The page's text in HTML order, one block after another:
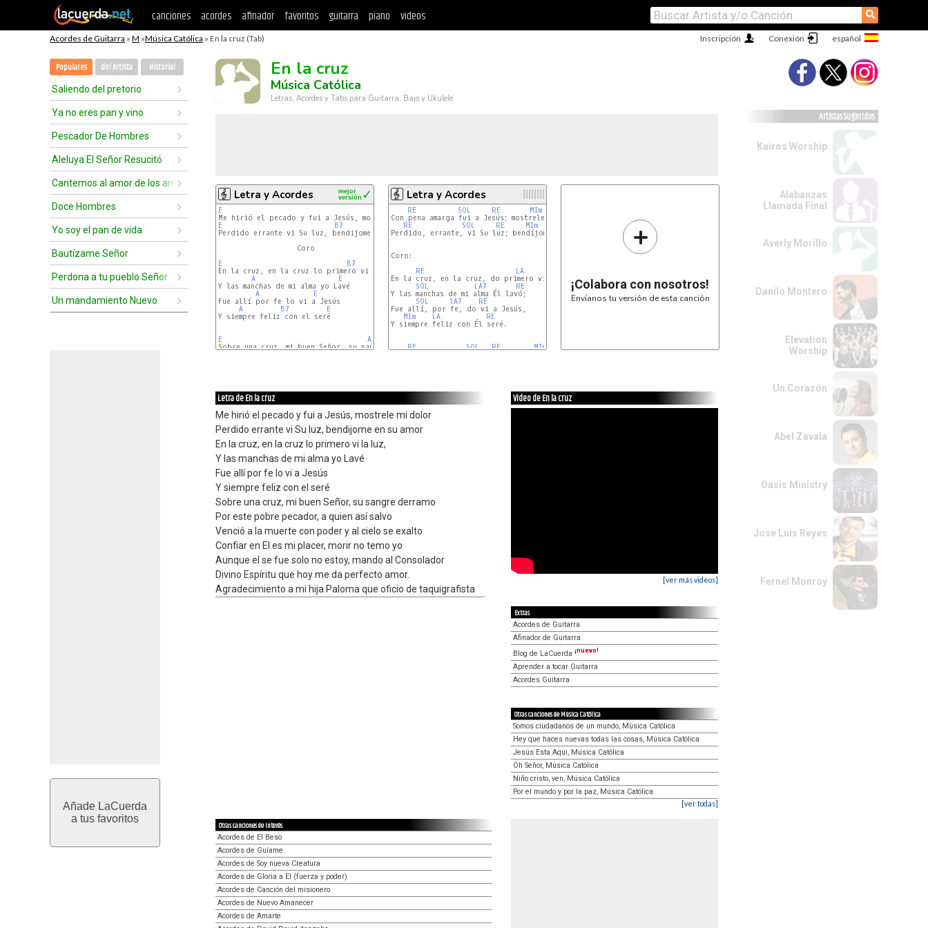
canciones acordes afinador favoritos guitarra piano videos ⚲
Acordes de Guitarra » M »Música Católica » En la cruz (Tab) Conexión
Inscripción
Populares del Artista Historial
Saliendo del pretorio
Ya no eres pan y vino
Pescador De Hombres
Aleluya El Señor Resucitó
Cantemos al amor de los amores
Doce Hombres
Yo soy el pan de vida
Bautízame Señor
Perdona a tu pueblo Señor
Un mandamiento Nuevo
Añade LaCuerda
a tus favoritos
En la cruz
Música Católica
Letras, Acordes y Tabs para Guitarra, Bajo y Ukulele
Letra y Acordes ✓
mejor
versión
E
E
B7
E
Perdido errante vi Su luz, bendijome en su amor
                   Coro
E
B7
En la cruz, en la cruz lo primero vi la luz,
A
E
Y las manchas de mi alma yo Lavé
A
E
Fue allí por fe lo vi a Jesús
A
B7
E
Y siempre feliz con el seré
E A
Letra y Acordes
RE SOL RE MIm
Con pena amarga fui a Jesús; mostrele mi dolor;
RE
SOL RE MIm
Perdido, errante, vi Su luz; bendíjome en Su amor.
Coro:
RE
LA
En la cruz, en la cruz, do primero vi la luz,
SOL
LA7
RE
Y las manchas de mi alma Él lavó;
SOL
lA7
RE
Fue allí, por fe, do vi a Jesús,
MIm
LA
RE
Y siempre feliz con Él seré.
RE SOL RE MIm
+
¡Colabora con nosotros!
Envíanos tu versión de esta canción
Letra de En la cruz
Me hirió el pecado y fui a Jesús, mostrele mi dolor
Perdido errante vi Su luz, bendijome en su amor
En la cruz, en la cruz lo primero vi la luz,
Y las manchas de mi alma yo Lavé
Fue allí por fe lo vi a Jesús
Y siempre feliz con el seré
Sobre una cruz, mi buen Señor, su sangre derramo
Por este pobre pecador, a quien así salvo
Venció a la muerte con poder y al cielo se exalto
Confiar en El es mi placer, morir no temo yo
Aunque el se fue solo no estoy, mando al Consolador
Divino Espíritu que hoy me da perfecto amor.
Agradecimiento a mi hija Paloma que oficio de taquigrafista
Video de En la cruz
[ver más videos]
Extras
Acordes de Guitarra
Afinador de Guitarra
Blog de LaCuerda ¡nuevo!
Aprender a tocar Guitarra
Acordes Guitarra
Otras canciones de Música Católica
Somos ciudadanos de un mundo, Música Católica
Hey que haces nuevas todas las cosas, Música Católica
Jesús Esta Aqui, Música Católica
Oh Señor, Música Católica
Niño cristo, ven, Música Católica
Por el mundo y por la paz, Música Católica
[ver todas]
Otras canciones de interés
Acordes de El Beso
Acordes de Guíame
Acordes de Soy nueva Creatura
Acordes de Gloria a El (fuerza y poder)
Acordes de Canción del misionero
Acordes de Nuevo Amanecer
Acordes de Amarte
Artistas Sugeridos
Kairos Worship
Alabanzas
Llamada Final
Averly Morillo
Danilo Montero
Elevation
Worship
Un Corazón
Abel Zavala
Oasis Ministry
Jose Luis Reyes
Fernel Monroy